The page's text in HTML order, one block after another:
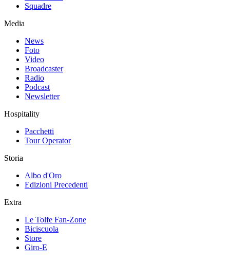
Squadre
Media
News
Foto
Video
Broadcaster
Radio
Podcast
Newsletter
Hospitality
Pacchetti
Tour Operator
Storia
Albo d'Oro
Edizioni Precedenti
Extra
Le Tolfe Fan-Zone
Biciscuola
Store
Giro-E